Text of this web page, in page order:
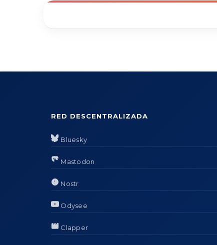
RED DESCENTRALIZADA
Bluesky
Mastodon
Nostr
Odysee
Clapper